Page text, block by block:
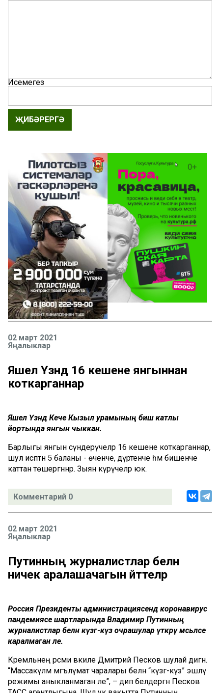
Исемегез
ҖИБӘРЕРГӘ
02 март 2021
Яңалыклар
Яшел Үзәндә 16 кешене янгыннан
коткарганнар
Яшел Үзәндә Кече Кызыл урамының биш катлы
йортында янгын чыккан.
Барлыгы янгын сүндерүчеләр 16 кешене коткарганнар,
шул исәптән 5 баланы - өченче, дүртенче һәм бишенче
каттан төшергәннәр. Зыян күрүчеләр юк.
Комментарий 0
02 март 2021
Яңалыклар
Путинның журналистлар белән
ничек аралашачагын әйттеләр
Россия Президенты администрациясендә коронавирус
пандемиясе шартларында Владимир Путинның
журналистлар белән күзгә-күз очрашулар үткәрү мәсьәләсе
каралмаган әле.
Кремльнең рәсми вәкиле Дмитрий Песков шулай дигән.
“Массакүләм мәгълүмат чаралары белән “күзгә-күз” эшләү
режимы аныкланмаган әле”, – дип белдергән Песков